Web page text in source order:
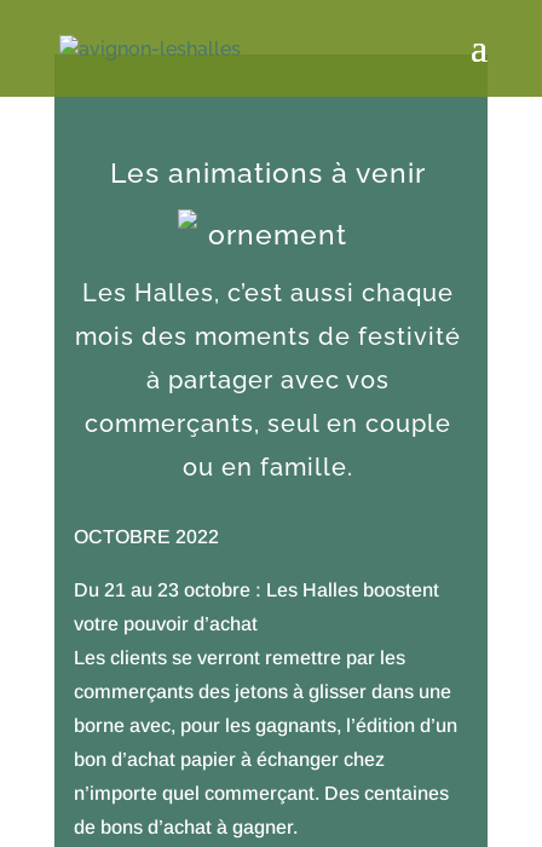
Les animations à venir
Les Halles, c’est aussi chaque
mois des moments de festivité
à partager avec vos
commerçants, seul en couple
ou en famille.
OCTOBRE 2022
Du 21 au 23 octobre : Les Halles boostent
votre pouvoir d’achat
Les clients se verront remettre par les
commerçants des jetons à glisser dans une
borne avec, pour les gagnants, l’édition d’un
bon d’achat papier à échanger chez
n’importe quel commerçant. Des centaines
de bons d’achat à gagner.